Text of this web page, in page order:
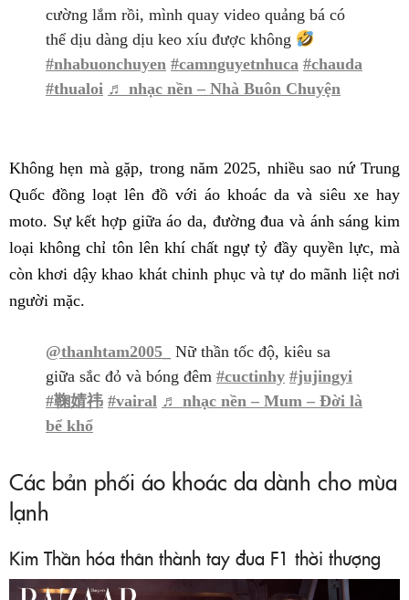
cường lắm rồi, mình quay video quảng bá có
thể dịu dàng dịu keo xíu được không
#nhabuonchuyen #camnguyetnhuca #chauda
#thualoi ♬ nhạc nền – Nhà Buôn Chuyện
Không hẹn mà gặp, trong năm 2025, nhiều sao nứ Trung
Quốc đồng loạt lên đồ với áo khoác da và siêu xe hay
moto. Sự kết hợp giữa áo da, đường đua và ánh sáng kim
loại không chỉ tôn lên khí chất ngự tỷ đầy quyền lực, mà
còn khơi dậy khao khát chinh phục và tự do mãnh liệt nơi
người mặc.
@thanhtam2005_
Nữ thần tốc độ, kiêu sa
giữa sắc đỏ và bóng đêm #cuctinhy #jujingyi
#鞠婧祎 #vairal ♬ nhạc nền – Mum – Đời là
bể khổ
Các bản phối áo khoác da dành cho mùa
lạnh
Kim Thần hóa thân thành tay đua F1 thời thượng